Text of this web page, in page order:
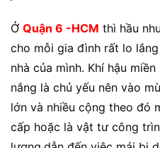
Ở Quận 6 -HCM thì hầu
cho mỗi gia đình rất lo
nhà của mình. Khí hậu
nắng là chủ yếu nên vào
lớn và nhiều cộng theo đó
cấp hoặc là vật tư công